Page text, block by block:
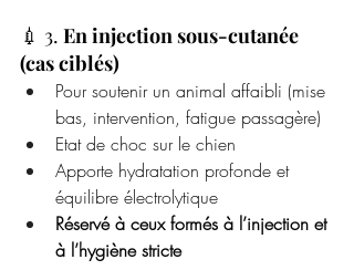
💉 3. En injection sous-cutanée
(cas ciblés)
Pour soutenir un animal affaibli (mise
bas, intervention, fatigue passagère)
Etat de choc sur le chien
Apporte hydratation profonde et
équilibre électrolytique
Réservé à ceux formés à l’injection et
à l’hygiène stricte